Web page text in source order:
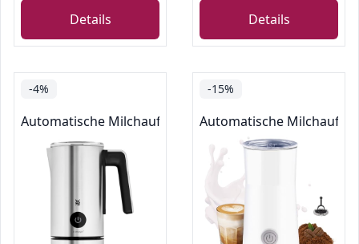
Details Details
-4%
Automatische Milchaufschäumer
-15%
Automatische